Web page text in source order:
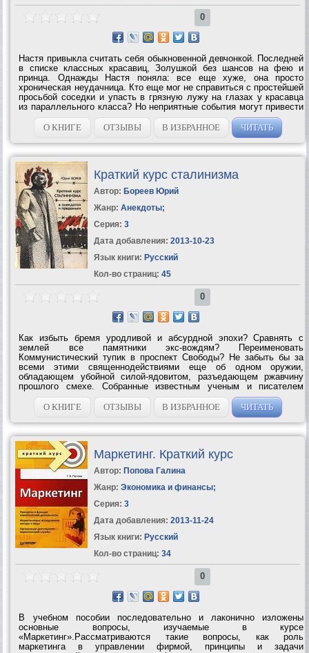
0
Настя привыкла считать себя обыкновенной девчонкой. Последней
в списке классных красавиц, Золушкой без шансов на фею и
принца. Однажды Настя поняла: все еще хуже, она просто
хроническая неудачница. Кто еще мог не справиться с простейшей
просьбой соседки и упасть в грязную лужу на глазах у красавца
из параллельного класса? Но неприятные события могут привести
к неожиданному результату. В самый скверный для Насти день
началось ее...
О КНИГЕ ОТЗЫВЫ В ИЗБРАННОЕ ЧИТАТЬ
Краткий курс сталинизма
Автор: Бореев Юрий
Жанр: Анекдоты;
Серия: 3
Дата добавления: 2013-10-23
Язык книги: Русский
Кол-во страниц: 45
0
Как избыть бремя уродливой и абсурдной эпохи? Сравнять с
землей все памятники экс-вождям? Переименовать
Коммунистический тупик в проспект Свободы? Не забыть бы за
всеми этими священнодействиями еще об одном оружии,
обладающем убойной силой-ядовитом, разъедающем ржавчину
прошлого смехе. Собранные известным ученым и писателем
Юрием Боревым анекдоты и предания о Сталине, охватывают все
периоды жизни человека, долгие годы...
О КНИГЕ ОТЗЫВЫ В ИЗБРАННОЕ ЧИТАТЬ
Маркетинг. Краткий курс
Автор: Попова Галина
Жанр: Экономика и финансы;
Серия: 3
Дата добавления: 2013-11-24
Язык книги: Русский
Кол-во страниц: 34
0
В учебном пособии последовательно и лаконично изложены
основные вопросы, изучаемые в курсе
«Маркетинг».Рассматриваются такие вопросы, как роль
маркетинга в управлении фирмой, принципы и задачи